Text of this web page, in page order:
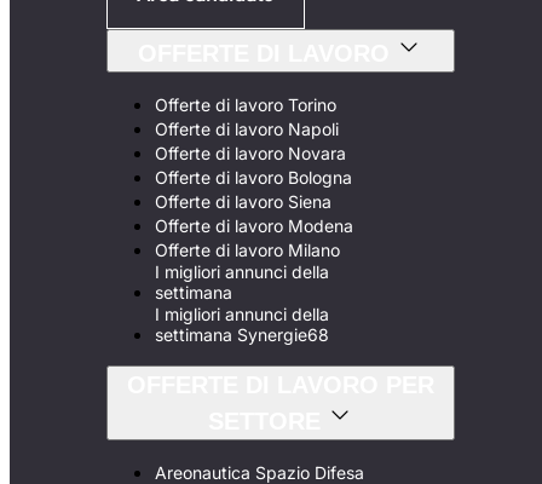
Offerte di lavoro Torino
Offerte di lavoro Napoli
Offerte di lavoro Novara
Offerte di lavoro Bologna
Offerte di lavoro Siena
Offerte di lavoro Modena
Offerte di lavoro Milano
I migliori annunci della
settimana
I migliori annunci della
settimana Synergie68
Areonautica Spazio Difesa